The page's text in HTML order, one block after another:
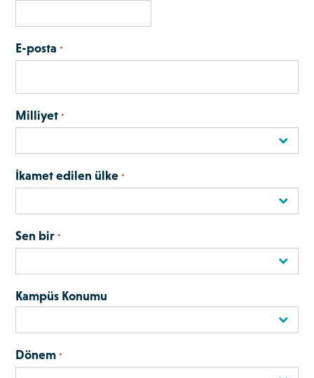
E-posta *
Milliyet *
İkamet edilen ülke *
Sen bir *
Kampüs Konumu
Dönem *